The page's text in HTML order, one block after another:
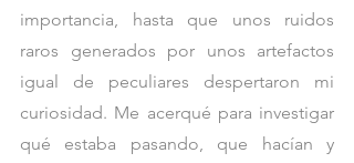
importancia, hasta que unos ruidos
raros generados por unos artefactos
igual de peculiares despertaron mi
curiosidad. Me acerqué para investigar
qué estaba pasando, que hacían y